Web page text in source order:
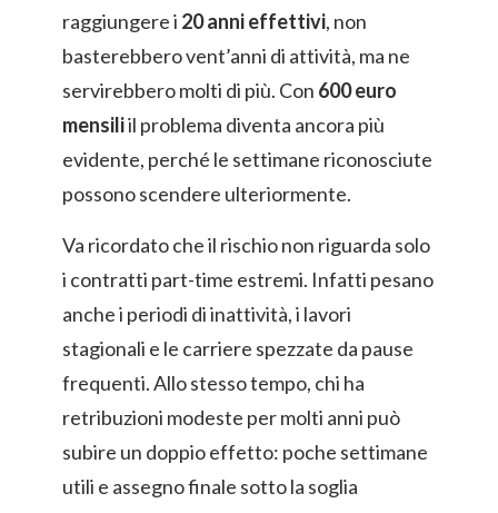
raggiungere i 20 anni effettivi, non
basterebbero vent’anni di attività, ma ne
servirebbero molti di più. Con 600 euro
mensiliil problema diventa ancora più
evidente, perché le settimane riconosciute
possono scendere ulteriormente.
Va ricordato che il rischio non riguarda solo
i contratti part-time estremi. Infatti pesano
anche i periodi di inattività, i lavori
stagionali e le carriere spezzate da pause
frequenti. Allo stesso tempo, chi ha
retribuzioni modeste per molti anni può
subire un doppio effetto: poche settimane
utili e assegno finale sotto la soglia